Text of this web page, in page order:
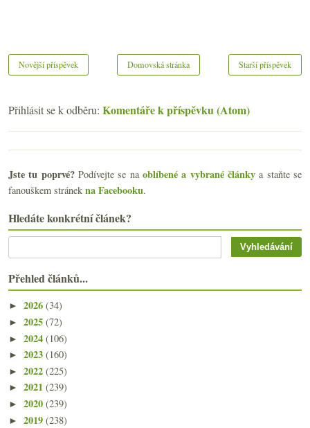
Novější příspěvek Starší příspěvek
Domovská stránka
Přihlásit se k odběru: Komentáře k příspěvku (Atom)
Jste tu poprvé?Podívejte se naoblíbené a vybrané články a staňte se
fanouškem stránek na Facebooku.
Hledáte konkrétní článek?
Přehled článků...
► 2026 (34)
► 2025 (72)
► 2024 (106)
► 2023 (160)
► 2022 (225)
► 2021 (239)
► 2020 (239)
► 2019 (238)